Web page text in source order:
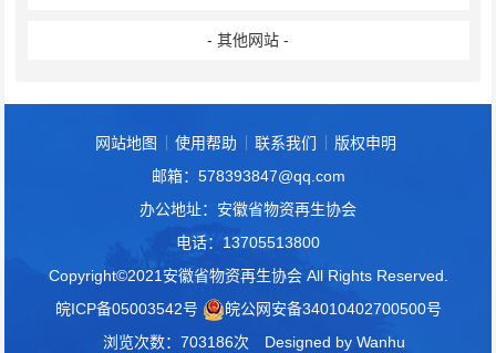
- 其他网站 -
网站地图 使用帮助 联系我们
版权申明
邮箱：578393847@qq.com
办公地址：安徽省物资再生协会
电话：13705513800
Copyright©2021安徽省物资再生协会 All Rights Reserved.
皖ICP备05003542号
皖公网安备34010402700500号
浏览次数：703186次
Designed by Wanhu